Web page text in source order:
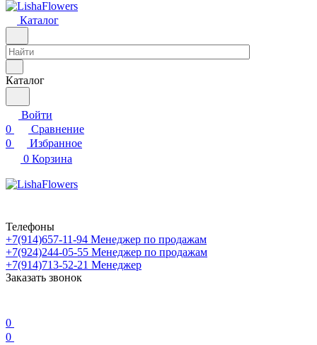
Каталог
Каталог
Войти
0
Сравнение
0
Избранное
0 Корзина
Телефоны
+7(914)657-11-94 Менеджер по продажам
+7(924)244-05-55 Менеджер по продажам
+7(914)713-52-21 Менеджер
Заказать звонок
0
0